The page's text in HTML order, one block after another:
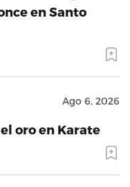
en Santo
Ago 6, 2026
oro en Karate